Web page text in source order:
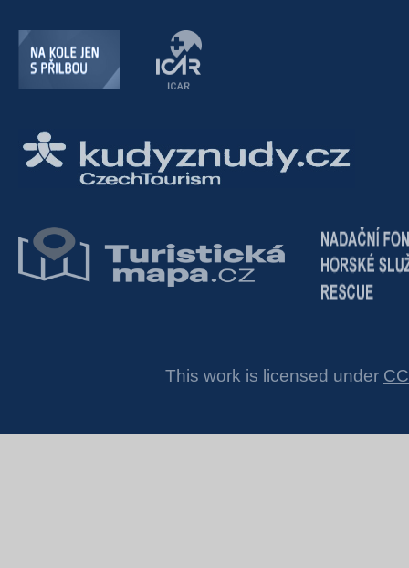
This work is licensed under